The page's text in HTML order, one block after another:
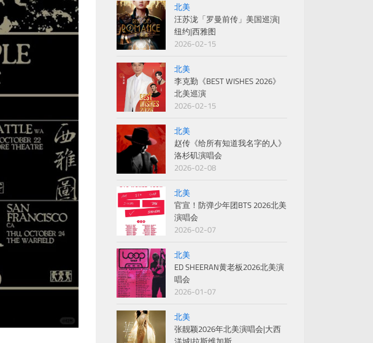
北美
汪苏泷「罗曼前传」美国巡演|
纽约|西雅图
2026-02-15
北美
李克勤《BEST WISHES 2026》
北美巡演
2026-02-15
北美
赵传《给所有知道我名字的人》
洛杉矶演唱会
2026-02-08
北美
官宣！防弹少年团BTS 2026北美
演唱会
2026-02-07
北美
ED SHEERAN黄老板2026北美演
唱会
2026-01-07
北美
张靓颖2026年北美演唱会|大西